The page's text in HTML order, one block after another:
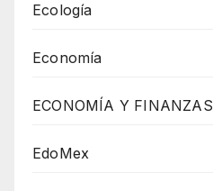
Ecología
Economía
ECONOMÍA Y FINANZAS
EdoMex